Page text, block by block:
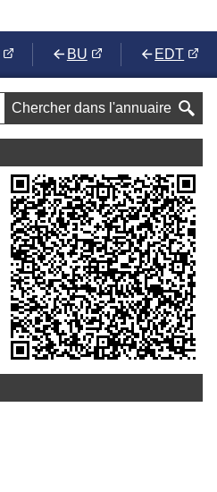
BU EDT
Chercher dans l'annuaire